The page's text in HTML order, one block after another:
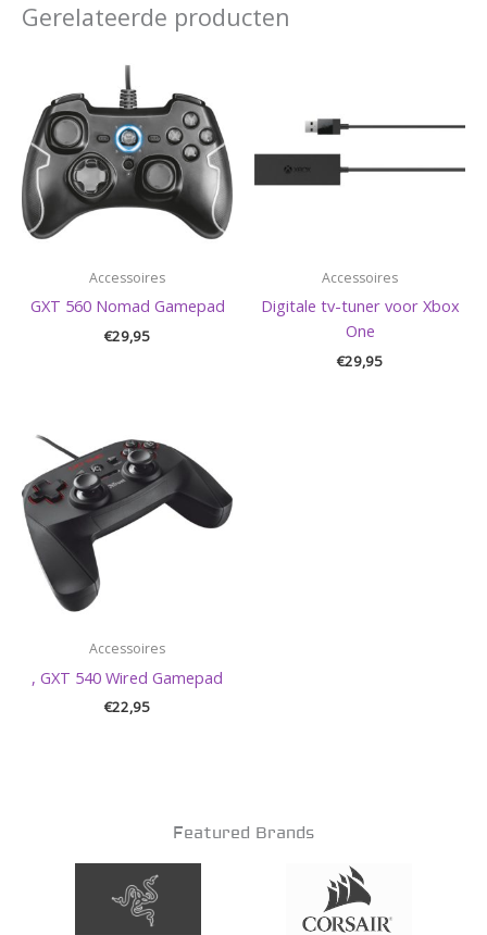
Gerelateerde producten
Accessoires
GXT 560 Nomad Gamepad
€29,95
Accessoires
Digitale tv-tuner voor Xbox
One
€29,95
Accessoires
, GXT 540 Wired Gamepad
€22,95
Featured Brands